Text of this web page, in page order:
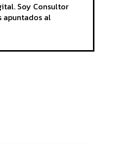
Soy Consultor
apuntados al